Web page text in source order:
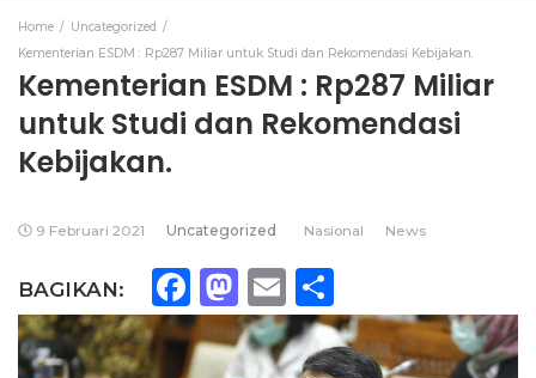
Home
Uncategorized
Kementerian ESDM : Rp287 Miliar untuk Studi dan Rekomendasi Kebijakan.
Kementerian ESDM : Rp287 Miliar
untuk Studi dan Rekomendasi
Kebijakan.
9 Februari 2021 Uncategorized Nasional News
BAGIKAN: Facebook
Mastodon
Email